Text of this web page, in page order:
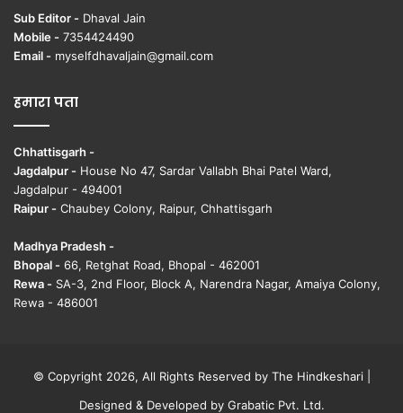
Sub Editor - Dhaval Jain
Mobile - 7354424490
Email - myselfdhavaljain@gmail.com
हमारा पता
Chhattisgarh -
Jagdalpur - House No 47, Sardar Vallabh Bhai Patel Ward,
Jagdalpur - 494001
Raipur - Chaubey Colony, Raipur, Chhattisgarh
Madhya Pradesh -
Bhopal - 66, Retghat Road, Bhopal - 462001
Rewa - SA-3, 2nd Floor, Block A, Narendra Nagar, Amaiya Colony,
Rewa - 486001
© Copyright 2026, All Rights Reserved by The Hindkeshari |
Designed & Developed by Grabatic Pvt. Ltd.